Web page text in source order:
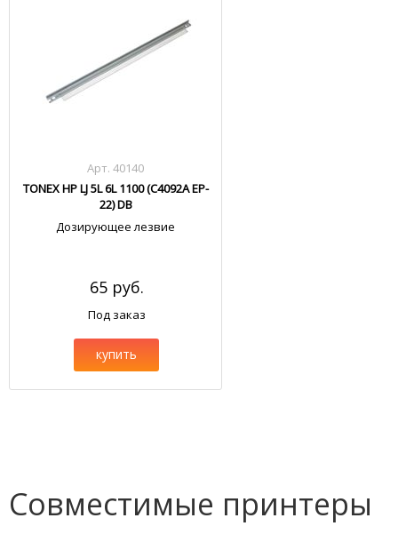
Арт. 40140
TONEX HP LJ 5L 6L 1100 (C4092A EP-
22) DB
Дозирующее лезвие
65 руб.
Под заказ
купить
Совместимые принтеры